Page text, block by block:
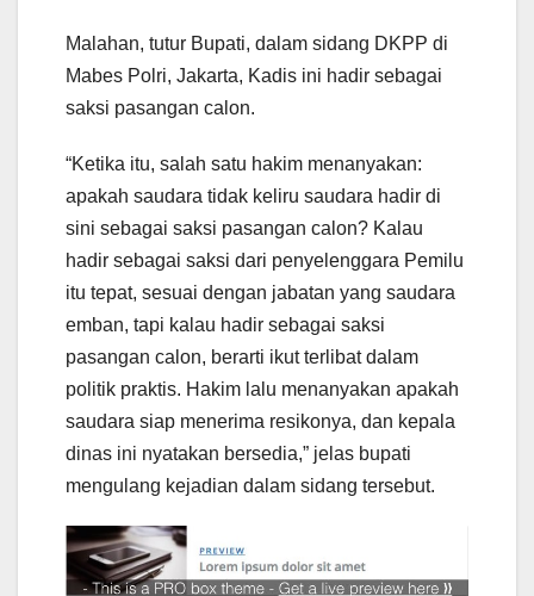
Malahan, tutur Bupati, dalam sidang DKPP di
Mabes Polri, Jakarta, Kadis ini hadir sebagai
saksi pasangan calon.
“Ketika itu, salah satu hakim menanyakan:
apakah saudara tidak keliru saudara hadir di
sini sebagai saksi pasangan calon? Kalau
hadir sebagai saksi dari penyelenggara Pemilu
itu tepat, sesuai dengan jabatan yang saudara
emban, tapi kalau hadir sebagai saksi
pasangan calon, berarti ikut terlibat dalam
politik praktis. Hakim lalu menanyakan apakah
saudara siap menerima resikonya, dan kepala
dinas ini nyatakan bersedia,” jelas bupati
mengulang kejadian dalam sidang tersebut.